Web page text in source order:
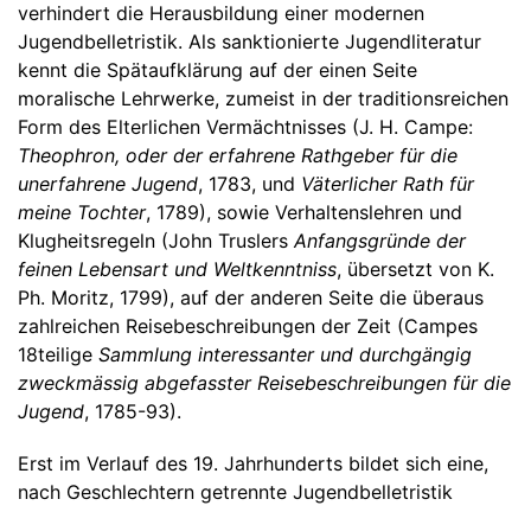
verhindert die Herausbildung einer modernen
Jugendbelletristik. Als sanktionierte Jugendliteratur
kennt die Spätaufklärung auf der einen Seite
moralische Lehrwerke, zumeist in der traditionsreichen
Form des Elterlichen Vermächtnisses (J. H. Campe:
Theophron, oder der erfahrene Rathgeber für die
unerfahrene Jugend, 1783, und Väterlicher Rath für
meine Tochter, 1789), sowie Verhaltenslehren und
Klugheitsregeln (John TruslersAnfangsgründe der
feinen Lebensart und Weltkenntniss, übersetzt von K.
Ph. Moritz, 1799), auf der anderen Seite die überaus
zahlreichen Reisebeschreibungen der Zeit (Campes
18teilige Sammlung interessanter und durchgängig
zweckmässig abgefasster Reisebeschreibungen für die
Jugend, 1785-93).
Erst im Verlauf des 19. Jahrhunderts bildet sich eine,
nach Geschlechtern getrennte Jugendbelletristik